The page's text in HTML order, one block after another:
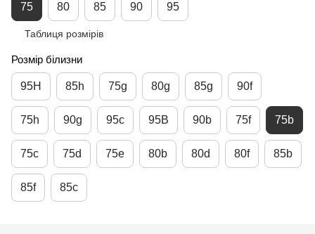
75 80 85 90 95
Таблиця розмірів
Розмір білизни
95H 85h 75g 80g 85g 90f
75h 90g 95c 95B 90b 75f 75b
75c 75d 75e 80b 80d 80f 85b
85f 85c